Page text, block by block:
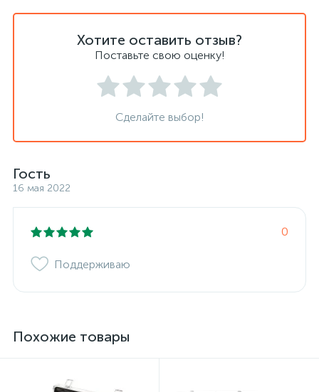
Хотите оставить отзыв?
Поставьте свою оценку!
Сделайте выбор!
Гость
16 мая 2022
0
Поддерживаю
Похожие товары